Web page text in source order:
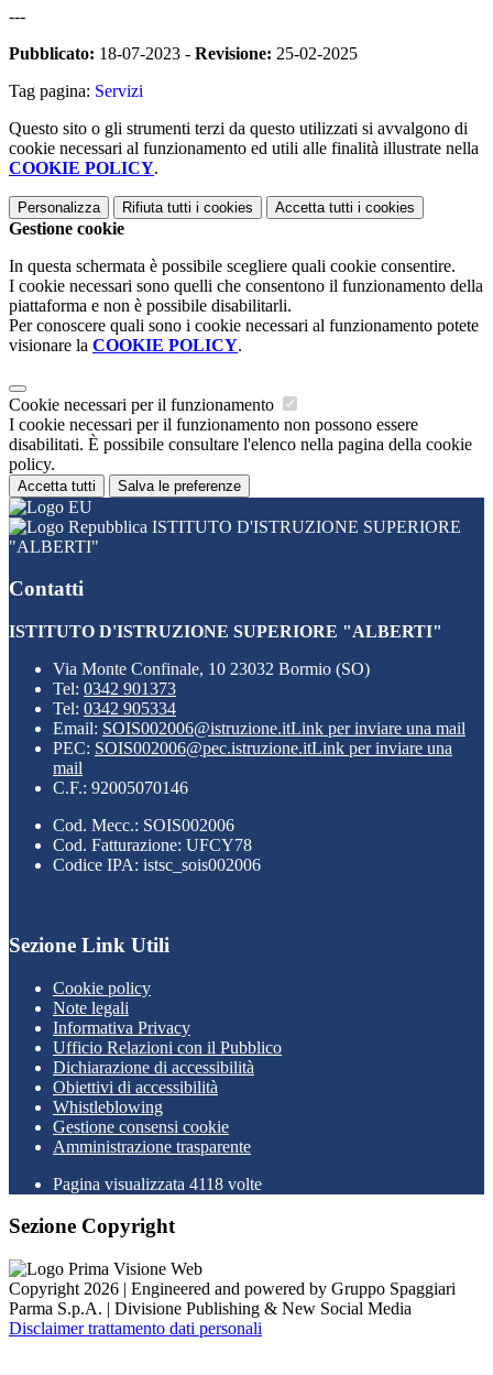
---
Pubblicato: 18-07-2023 - Revisione: 25-02-2025
Tag pagina: Servizi
Questo sito o gli strumenti terzi da questo utilizzati si avvalgono di
cookie necessari al funzionamento ed utili alle finalità illustrate nella
COOKIE POLICY.
Personalizza Rifiuta tutti i cookies Accetta tutti i cookies
Gestione cookie
In questa schermata è possibile scegliere quali cookie consentire.
I cookie necessari sono quelli che consentono il funzionamento della
piattaforma e non è possibile disabilitarli.
Per conoscere quali sono i cookie necessari al funzionamento potete
visionare la COOKIE POLICY.
Cookie necessari per il funzionamento
I cookie necessari per il funzionamento non possono essere
disabilitati. È possibile consultare l'elenco nella pagina della cookie
policy.
Accetta tutti Salva le preferenze
ISTITUTO D'ISTRUZIONE SUPERIORE
"ALBERTI"
Contatti
ISTITUTO D'ISTRUZIONE SUPERIORE "ALBERTI"
Via Monte Confinale, 10 23032 Bormio (SO)
Tel: 0342 901373
Tel: 0342 905334
Email: SOIS002006@istruzione.itLink per inviare una mail
PEC: SOIS002006@pec.istruzione.itLink per inviare una
mail
C.F.: 92005070146
Cod. Mecc.: SOIS002006
Cod. Fatturazione: UFCY78
Codice IPA: istsc_sois002006
Sezione Link Utili
Cookie policy
Note legali
Informativa Privacy
Ufficio Relazioni con il Pubblico
Dichiarazione di accessibilità
Obiettivi di accessibilità
Whistleblowing
Gestione consensi cookie
Amministrazione trasparente
Pagina visualizzata 4118 volte
Sezione Copyright
Copyright 2026 | Engineered and powered by Gruppo Spaggiari
Parma S.p.A. | Divisione Publishing & New Social Media
Disclaimer trattamento dati personali